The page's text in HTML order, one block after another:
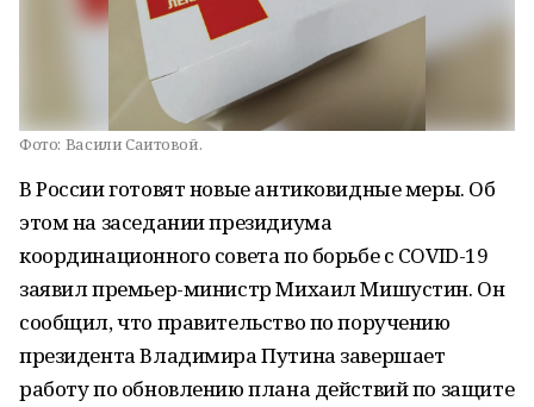
Фото: Васили Саитовой.
В России готовят новые антиковидные меры. Об
этом на заседании президиума
координационного совета по борьбе с COVID-19
заявил премьер-министр Михаил Мишустин. Он
сообщил, что правительство по поручению
президента Владимира Путина завершает
работу по обновлению плана действий по защите